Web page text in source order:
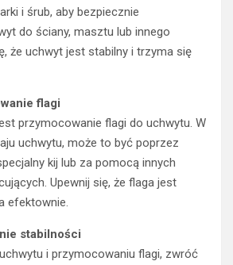
i śrub, aby bezpiecznie
do ściany, masztu lub innego
że uchwyt jest stabilny i trzyma się
flagi
przymocowanie flagi do uchwytu. W
uchwytu, może to być poprzez
kij lub za pomocą innych
Upewnij się, że flaga jest
efektownie.
stabilności
i przymocowaniu flagi, zwróć